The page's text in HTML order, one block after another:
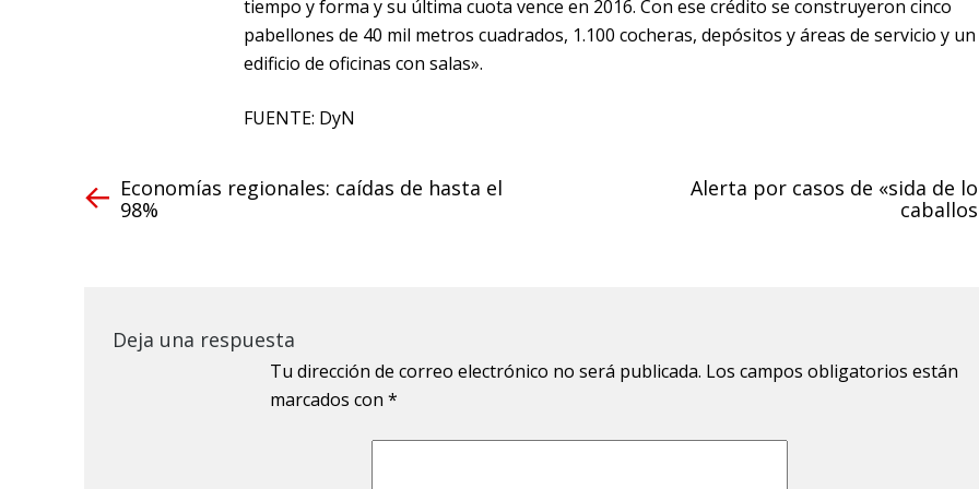
tiempo y forma y su última cuota vence en 2016. Con ese crédito se construyeron cinco
pabellones de 40 mil metros cuadrados, 1.100 cocheras, depósitos y áreas de servicio y un
edificio de oficinas con salas».
FUENTE: DyN
Economías regionales: caídas de hasta el
98%
Alerta por casos de «sida de
Deja una respuesta
Tu dirección de correo electrónico no será publicada. Los campos obligatorios están
marcados con *